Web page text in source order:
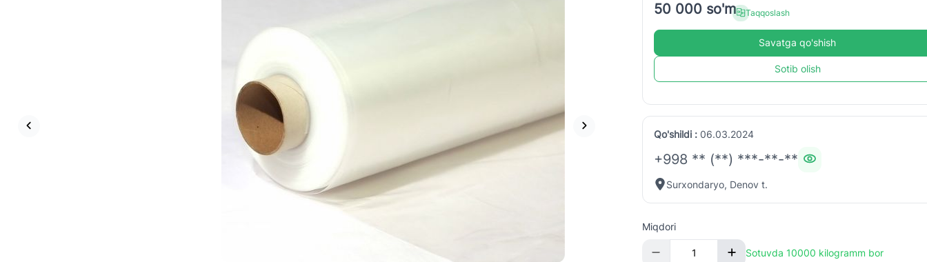
50 000 so'm Taqqoslash
Savatga qo'shish
Sotib olish
Qo'shildi : 06.03.2024
+998 ** (**) ***-**-**
Surxondaryo, Denov t.
Miqdori
Sotuvda 10000 kilogramm bor